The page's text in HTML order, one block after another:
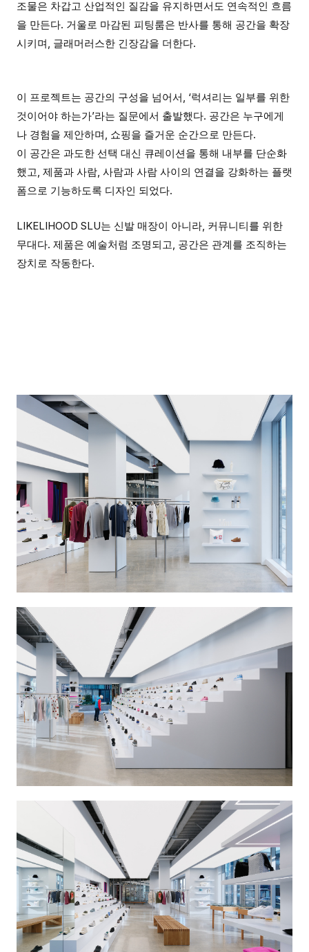
조물은 차갑고 산업적인 질감을 유지하면서도 연속적인 흐름
을 만든다. 거울로 마감된 피팅룸은 반사를 통해 공간을 확장
시키며, 글래머러스한 긴장감을 더한다.
이 프로젝트는 공간의 구성을 넘어서, ‘럭셔리는 일부를 위한
것이어야 하는가’라는 질문에서 출발했다. 공간은 누구에게
나 경험을 제안하며, 쇼핑을 즐거운 순간으로 만든다.
이 공간은 과도한 선택 대신 큐레이션을 통해 내부를 단순화
했고, 제품과 사람, 사람과 사람 사이의 연결을 강화하는 플랫
폼으로 기능하도록 디자인 되었다.
LIKELIHOOD SLU는 신발 매장이 아니라, 커뮤니티를 위한
무대다. 제품은 예술처럼 조명되고, 공간은 관계를 조직하는
장치로 작동한다.